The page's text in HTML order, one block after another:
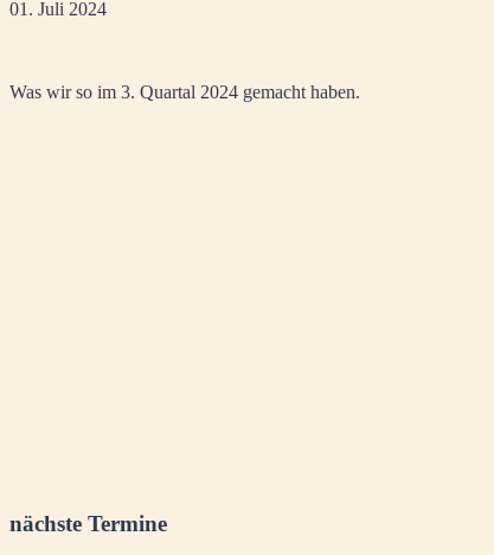
01. Juli 2024
Was wir so im 3. Quartal 2024 gemacht haben.
nächste Termine